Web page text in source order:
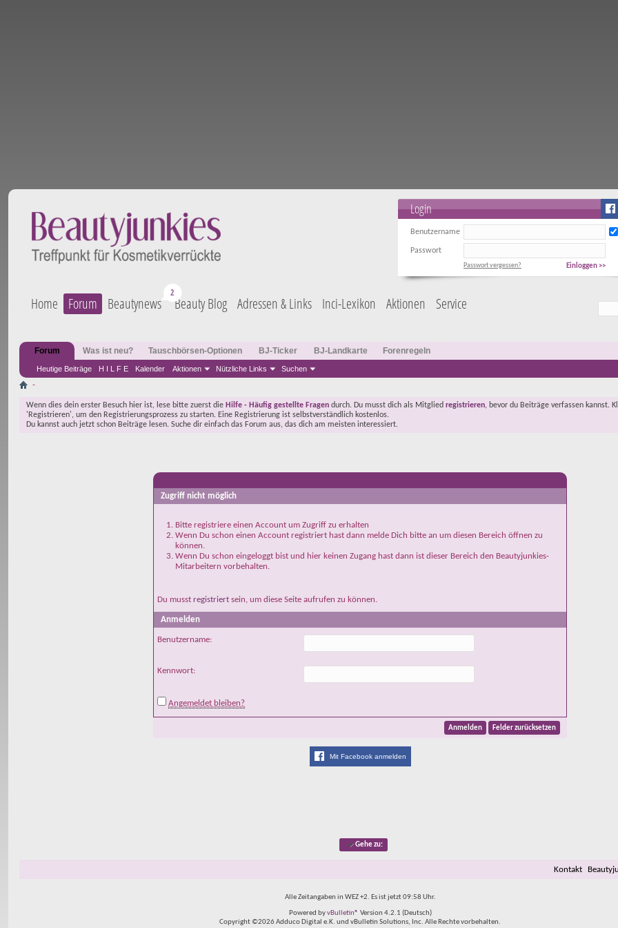
Login
Benutzername
Passwort
Einloggen >>
Passwort vergessen?
Home Forum Beautynews Beauty Blog Adressen & Links Inci-Lexikon Aktionen Service
Forum
Heutige Beiträge H I L F E Kalender Aktionen Nützliche Links Suchen
Was ist neu? Tauschbörsen-Optionen BJ-Ticker BJ-Landkarte Forenregeln
-
Wenn dies dein erster Besuch hier ist, lese bitte zuerst die Hilfe - Häufig gestellte Fragen durch. Du musst dich als Mitglied registrieren, bevor du Beiträge verfassen kannst.
'Registrieren', um den Registrierungsprozess zu starten. Eine Registrierung ist selbstverständlich kostenlos.
Du kannst auch jetzt schon Beiträge lesen. Suche dir einfach das Forum aus, das dich am meisten interessiert.
-
Zugriff nicht möglich
Bitte registriere einen Account um Zugriff zu erhalten
Wenn Du schon einen Account registriert hast dann melde Dich bitte an um diesen Bereich öffnen zu
können.
Wenn Du schon eingeloggt bist und hier keinen Zugang hast dann ist dieser Bereich den Beautyjunkies-
Mitarbeitern vorbehalten.
Du musst registriert sein, um diese Seite aufrufen zu können.
Anmelden
Benutzername:
Kennwort:
Angemeldet bleiben?
Mit Facebook anmelden
Gehe zu:
Kontakt
Alle Zeitangaben in WEZ +2. Es ist jetzt09:58 Uhr.
Powered byvBulletin® Version 4.2.1 (Deutsch)
Copyright ©2026 Adduco Digital e.K. und vBulletin Solutions, Inc. Alle Rechte vorbehalten.